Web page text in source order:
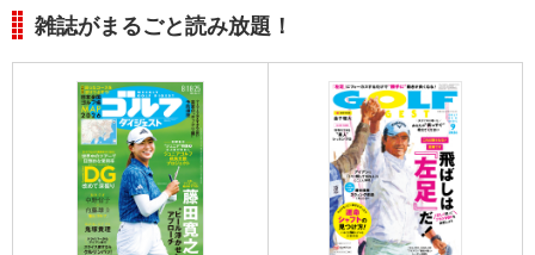
雑誌がまるごと読み放題！